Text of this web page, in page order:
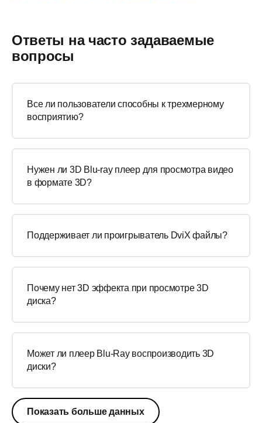
Ответы на часто задаваемые
вопросы
Все ли пользователи способны к трехмерному
восприятию?
Нужен ли 3D Blu-ray плеер для просмотра видео
в формате 3D?
Поддерживает ли проигрыватель DviX файлы?
Почему нет 3D эффекта при просмотре 3D
диска?
Может ли плеер Blu-Ray воспроизводить 3D
диски?
Показать больше данных